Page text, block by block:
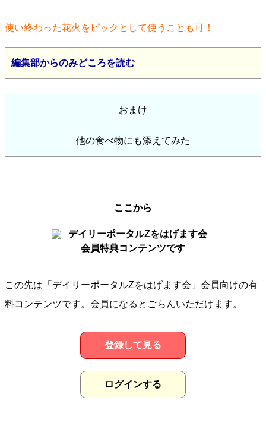
使い終わった花火をピックとして使うことも可！
編集部からのみどころを読む
おまけ
他の食べ物にも添えてみた
ここから
会員特典コンテンツです
この先は「デイリーポータルZをはげます会」会員向けの有
料コンテンツです。会員になるとごらんいただけます。
登録して見る
ログインする